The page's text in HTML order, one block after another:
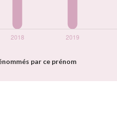
par ce prénom